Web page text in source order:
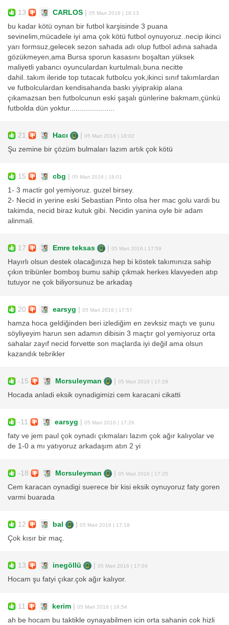
13 CARLOS 05 Mart 2016 | 18:13
bu kadar kötü oynan bir futbol karşisinde 3 puana
sevinelim,mücadele iyi ama çok kötü futbol oynuyoruz..necip ikinci
yarı formsuz,gelecek sezon sahada adı olup futbol adına sahada
gözükmeyen,ama Bursa sporun kasasını boşaltan yüksek
maliyetli yabancı oyunculardan kurtulmalı,buna necitte
dahil..takım ileride top tutacak futbolcu yok,ikinci sınıf takımlardan
ve futbolculardan kendisahanda baskı yiyiprakip alana
çıkamazsan ben futbolcunun eski şaşalı günlerine bakmam,çünkü
futbolda dün yoktur......................
21 Hacı 05 Mart 2016 | 18:02
Şu zemine bir çözüm bulmaları lazım artık çok kötü
15 cbg 05 Mart 2016 | 18:01
1- 3 mactir gol yemiyoruz. guzel birsey.
2- Necid in yerine eski Sebastian Pinto olsa her mac golu vardi bu
takimda, necid biraz kutuk gibi. Necidin yanina oyle bir adam
alinmali.
17 Emre teksas 05 Mart 2016 | 17:59
Hayırlı olsun destek olacağınıza hep bi köstek takımınıza sahip
çıkın tribünler bomboş bumu sahip çıkmak herkes klavyeden atıp
tutuyor ne çok biliyorsunuz be arkadaş
20 earsyg 05 Mart 2016 | 17:57
hamza hoca geldiğinden beri izlediğim en zevksiz maçtı ve şunu
söyliyeyim harun sen adamın dibisin 3 maçtır gol yemiyoruz orta
sahalar zayıf necid forvette son maçlarda iyi değil ama olsun
kazandık tebrikler
-15 Mcrsuleyman 05 Mart 2016 | 17:29
Hocada anladi eksik oynadigimizi cem karacani cikatti
-11 earsyg 05 Mart 2016 | 17:26
faty ve jem paul çok oynadı çıkmaları lazım çok ağır kalıyolar ve
de 1-0 a mı yatıyoruz arkadaşım atın 2 yi
-18 Mcrsuleyman 05 Mart 2016 | 17:25
Cem karacan oynadigi suerece bir kisi eksik oynuyoruz faty goren
varmi buarada
12 bal 05 Mart 2016 | 17:18
Çok kısır bir maç.
13 inegöllü 05 Mart 2016 | 17:04
Hocam şu fatyi çıkar.çok ağır kalıyor.
11 kerim 05 Mart 2016 | 16:54
ah be hocam bu taktikle oynayabilmen icin orta sahanin cok hizli